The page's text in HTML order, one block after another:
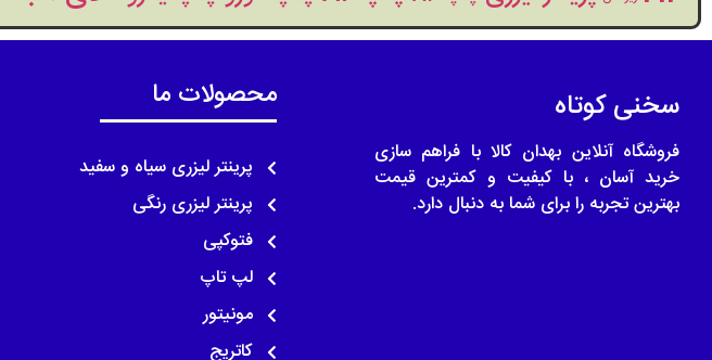
سخنی کوتاه
فروشگاه آنلاین بهدان کالا با فراهم سازی
خرید آسان ، با کیفیت و کمترین قیمت
بهترین تجربه را برای شما به دنبال دارد.
محصولات ما
پرینتر لیزری سیاه و سفید
پرینتر لیزری رنگی
فتوکپی
لپ تاپ
مونیتور
کاتریج